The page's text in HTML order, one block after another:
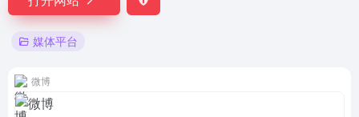
媒体平台
微博